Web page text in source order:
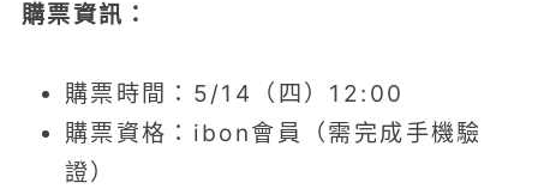
購票資訊：
購票時間：5/14（四）12:00
購票資格：ibon會員（需完成手機驗
證）